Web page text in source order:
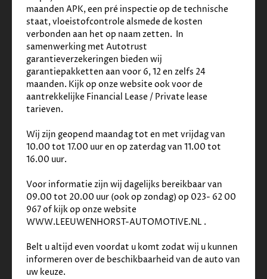
✓Stuur en versnellingspook (kunst)leder
✓Stuur multifunctioneel
✓Voorstoel(en) elektrisch verstelbaar
maanden APK, een pré inspectie op de technische
staat, vloeistofcontrole alsmede de kosten
verbonden aan het op naam zetten.  In
samenwerking met Autotrust
garantieverzekeringen bieden wij
garantiepakketten aan voor 6, 12 en zelfs 24
maanden. Kijk op onze website ook voor de
aantrekkelijke Financial Lease / Private lease
tarieven.
Wij zijn geopend maandag tot en met vrijdag van
10.00 tot 17.00 uur en op zaterdag van 11.00 tot
16.00 uur.
Voor informatie zijn wij dagelijks bereikbaar van
09.00 tot 20.00 uur (ook op zondag) op 023- 62 00
967 of kijk op onze website
WWW.LEEUWENHORST-AUTOMOTIVE.NL .
Belt u altijd even voordat u komt zodat wij u kunnen
informeren over de beschikbaarheid van de auto van
uw keuze.